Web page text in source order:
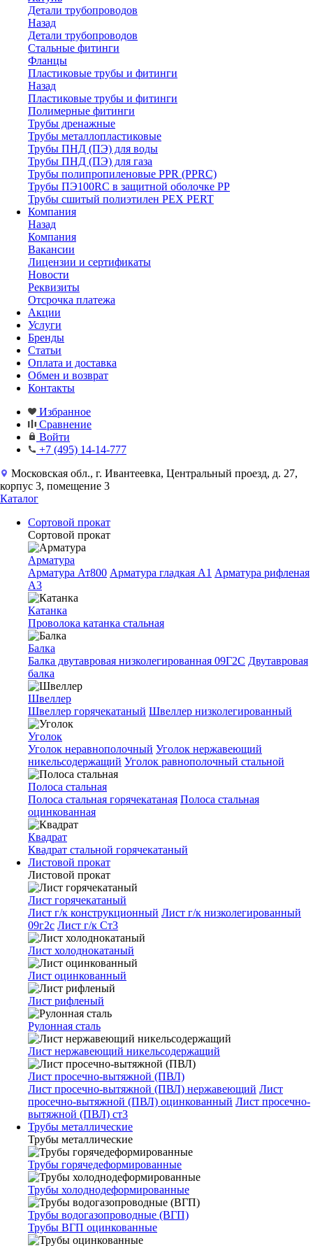
Детали трубопроводов
Назад
Детали трубопроводов
Стальные фитинги
Фланцы
Пластиковые трубы и фитинги
Назад
Пластиковые трубы и фитинги
Полимерные фитинги
Трубы дренажные
Трубы металлопластиковые
Трубы ПНД (ПЭ) для воды
Трубы ПНД (ПЭ) для газа
Трубы полипропиленовые PPR (PPRC)
Трубы ПЭ100RC в защитной оболочке PP
Трубы сшитый полиэтилен PEX PERT
Компания
Назад
Компания
Вакансии
Лицензии и сертификаты
Новости
Реквизиты
Отсрочка платежа
Акции
Услуги
Бренды
Статьи
Оплата и доставка
Обмен и возврат
Контакты
Избранное
Сравнение
Войти
+7 (495) 14-14-777
Московская обл., г. Ивантеевка, Центральный проезд, д. 27,
корпус 3, помещение 3
Каталог
Сортовой прокат
Сортовой прокат
Арматура
Арматура Ат800 Арматура гладкая A1 Арматура рифленая
A3
Катанка
Проволока катанка стальная
Балка
Балка двутавровая низколегированная 09Г2С Двутавровая
балка
Швеллер
Швеллер горячекатаный Швеллер низколегированный
Уголок
Уголок неравнополочный Уголок нержавеющий
никельсодержащий Уголок равнополочный стальной
Полоса стальная
Полоса стальная горячекатаная Полоса стальная
оцинкованная
Квадрат
Квадрат стальной горячекатаный
Листовой прокат
Листовой прокат
Лист горячекатаный
Лист г/к конструкционный Лист г/к низколегированный
09г2с Лист г/к Ст3
Лист холоднокатаный
Лист оцинкованный
Лист рифленый
Рулонная сталь
Лист нержавеющий никельсодержащий
Лист просечно-вытяжной (ПВЛ)
Лист просечно-вытяжной (ПВЛ) нержавеющий Лист
просечно-вытяжной (ПВЛ) оцинкованный Лист просечно-
вытяжной (ПВЛ) ст3
Трубы металлические
Трубы металлические
Трубы горячедеформированные
Трубы холоднодеформированные
Трубы водогазопроводные (ВГП)
Трубы ВГП оцинкованные